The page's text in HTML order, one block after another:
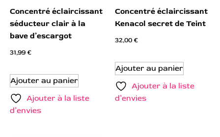
Concentré éclaircissant
séducteur clair à la
bave d’escargot
31,99€
Ajouter au panier
Ajouter à la liste
d’envies
Concentré éclaircissant
Kenacol secret de Teint
32,00€
Ajouter au panier
Ajouter à la liste
d’envies